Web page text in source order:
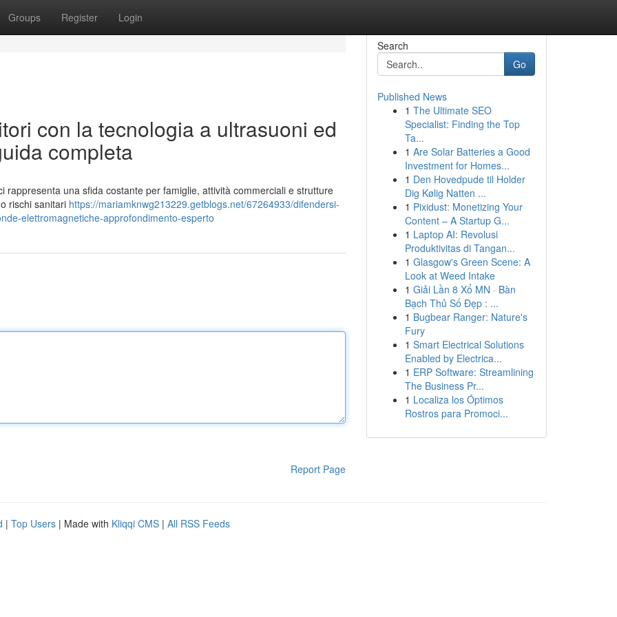
Groups Register Login
con la tecnologia a ultrasuoni ed
completa
rappresenta una sfida costante per famiglie, attività commerciali e strutture
rischi sanitari https://mariamknwg213229.getblogs.net/67264933/difendersi-
elettromagnetiche-approfondimento-esperto
Report Page
Search
Go
Published News
1 The Ultimate SEO
Specialist: Finding the Top
Ta...
1 Are Solar Batteries a Good
Investment for Homes...
1 Den Hovedpude til Holder
Dig Kølig Natten ...
1 Pixidust: Monetizing Your
Content – A Startup G...
1 Laptop AI: Revolusi
Produktivitas di Tangan...
1 Glasgow's Green Scene: A
Look at Weed Intake
1 Giải Lần 8 Xổ MN · Bàn
Bạch Thủ Số Đẹp : ...
1 Bugbear Ranger: Nature's
Fury
1 Smart Electrical Solutions
Enabled by Electrica...
1 ERP Software: Streamlining
The Business Pr...
1 Localiza los Óptimos
Rostros para Promoci...
| Top Users | Made with Kliqqi CMS | All RSS Feeds